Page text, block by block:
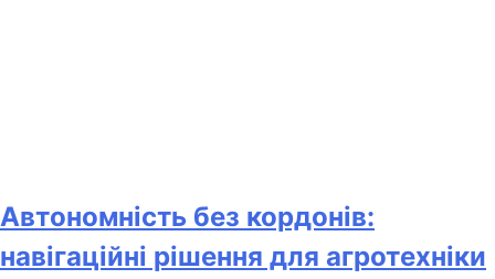
Автономність без кордонів:
навігаційні рішення для агротехніки